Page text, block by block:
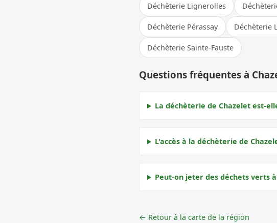
Déchèterie Lignerolles
Déchèterie Pérassay Déchèterie
Déchèterie Sainte-Fauste
Questions fréquentes à
La déchèterie de Chazelet est-
L'accès à la déchèterie de
Peut-on jeter des déchets verts
← Retour à la carte de la région